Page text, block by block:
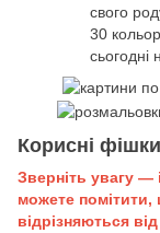
свого
30
сьогодні
Корисні
Зверніть увагу —
можете помітити,
відрізняються